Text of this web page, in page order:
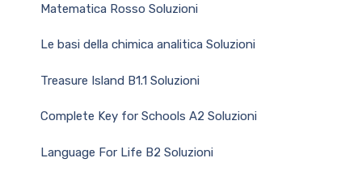
Matematica Rosso Soluzioni
Le basi della chimica analitica Soluzioni
Treasure Island B1.1 Soluzioni
Complete Key for Schools A2 Soluzioni
Language For Life B2 Soluzioni